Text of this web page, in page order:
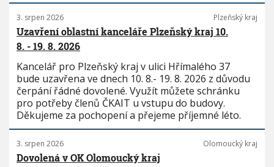
3. srpen 2026 Plzeňský kraj
Uzavření oblastní kanceláře Plzeňský kraj 10.
8. - 19. 8. 2026
Kancelář pro Plzeňský kraj v ulici Hřímalého 37
bude uzavřena ve dnech 10. 8.- 19. 8. 2026 z důvodu
čerpání řádné dovolené. Využít můžete schránku
pro potřeby členů ČKAIT u vstupu do budovy.
Děkujeme za pochopení a přejeme příjemné léto.
3. srpen 2026 Olomoucký kraj
Dovolená v OK Olomoucký kraj